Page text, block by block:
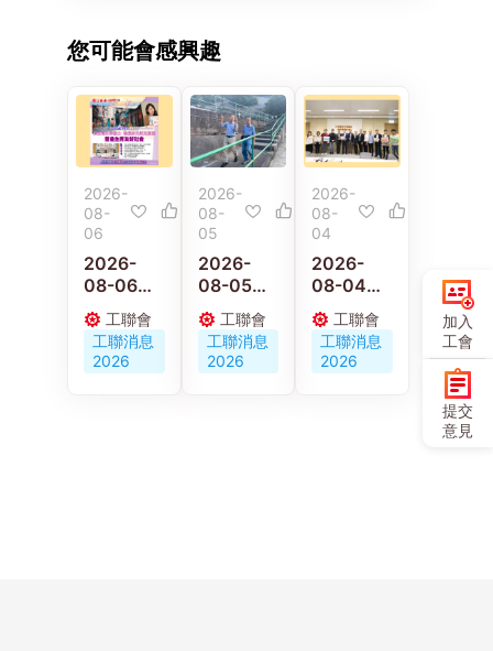
您可能會感興趣
2026-
08-
06
2026-
08-06
【施政報
告重點建
議】陳穎
欣：倡政
工聯會
工聯消息
2026
2026-
08-
05
2026-
08-05
林偉江關
注掃墓市
民出行 實
地視察柴
工聯會
工聯消息
2026
2026-
08-
04
2026-
08-04
工聯會新
界東服務
團隊約見
港鐵公司
工聯會
工聯消息
2026
加入
工會
提交
意見